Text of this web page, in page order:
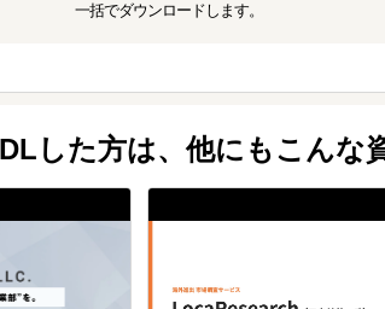
一括でダウンロードします。
した方は、他にもこんな